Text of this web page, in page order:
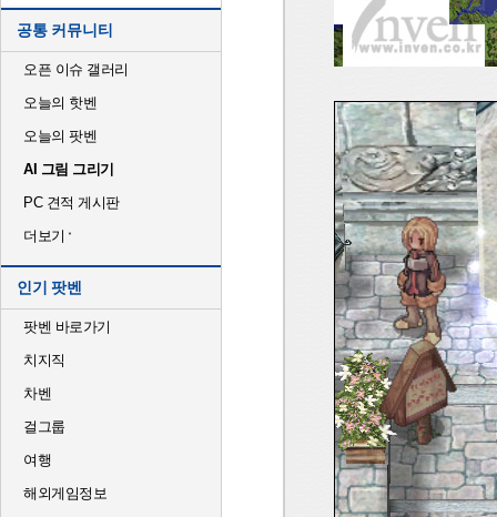
공통 커뮤니티
오픈 이슈 갤러리
오늘의 핫벤
오늘의 팟벤
AI 그림 그리기
PC 견적 게시판
더보기
인기 팟벤
팟벤 바로가기
치지직
차벤
걸그룹
여행
해외게임정보